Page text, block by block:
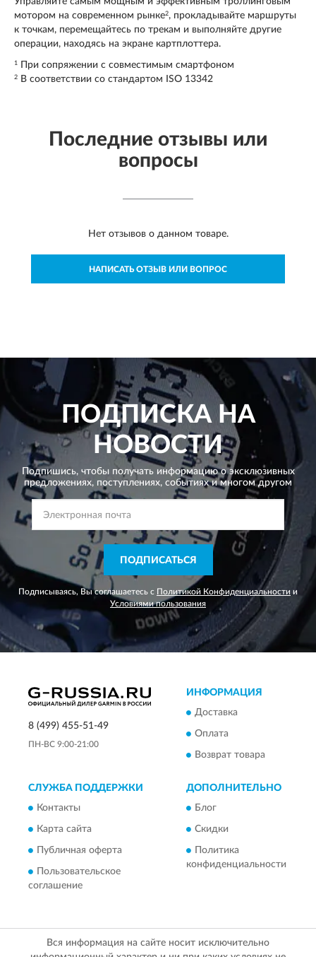
мотором на современном рынке2, прокладывайте маршруты
к точкам, перемещайтесь по трекам и выполняйте другие
операции, находясь на экране картплоттера.
1 При сопряжении с совместимым смартфоном
2 В соответствии со стандартом ISO 13342
Последние отзывы или
вопросы
Нет отзывов о данном товаре.
НАПИСАТЬ ОТЗЫВ ИЛИ ВОПРОС
ПОДПИСКА НА
НОВОСТИ
Подпишись, чтобы получать информацию о эксклюзивных
предложениях, поступлениях, событиях и многом другом
ПОДПИСАТЬСЯ
Подписываясь, Вы соглашаетесь с Политикой Конфиденциальности и
Условиями пользования
8 (499) 455-51-49
ПН-ВС 9:00-21:00
ИНФОРМАЦИЯ
Доставка
Оплата
Возврат товара
СЛУЖБА ПОДДЕРЖКИ
Контакты
Карта сайта
Публичная оферта
Пользовательское
соглашение
ДОПОЛНИТЕЛЬНО
Блог
Скидки
Политика
конфиденциальности
Вся информация на сайте носит исключительно